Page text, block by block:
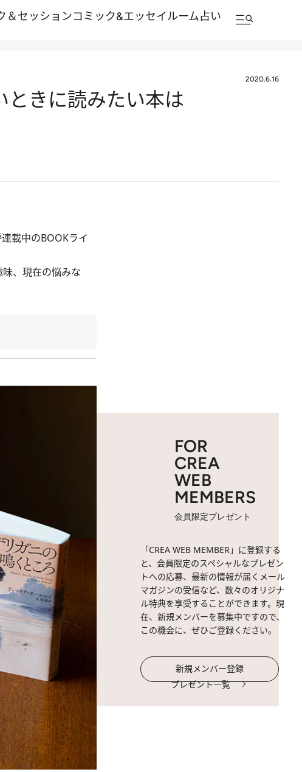
＆セッションコミック&エッセイルーム占い
2020.6.16
ときに読みたい本は
載中のBOOKライ
、現在の悩みな
FOR
CREA
WEB
MEMBERS
会員限定プレゼント
「CREA WEB MEMBER」に登録する
と、会員限定のスペシャルなプレゼン
トへの応募、最新の情報が届くメール
マガジンの受信など、数々のオリジナ
ル特典を享受することができます。現
在、新規メンバーを募集中ですので、
この機会に、ぜひご登録ください。
新規メンバー登録
プレゼント一覧